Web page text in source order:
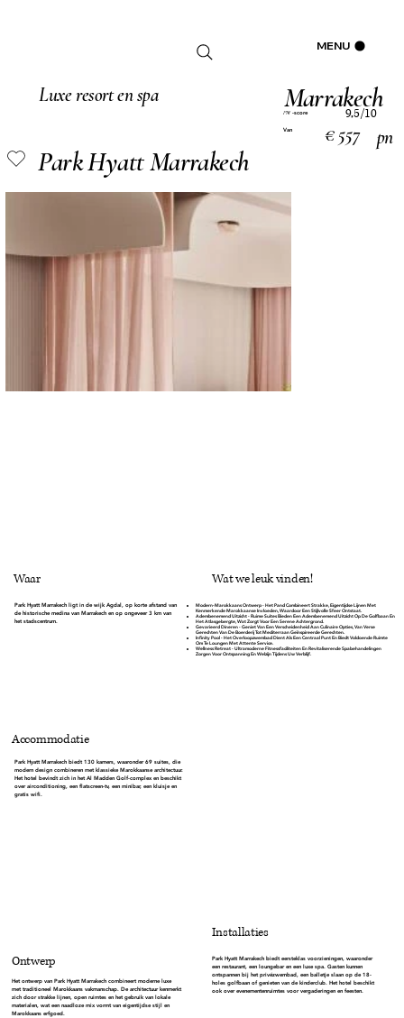
Inloggen
MENU
Luxe resort en spa Marrakech
Van € 557 pn
PM -score 9,5/10
Park Hyatt Marrakech
Waar
Park Hyatt Marrakech ligt in de wijk Agdal, op korte afstand van
de historische medina van Marrakech en op ongeveer 3 km van
het stadscentrum.
Ontwerp
Het ontwerp van Park Hyatt Marrakech combineert moderne luxe
met traditioneel Marokkaans vakmanschap. De architectuur kenmerkt
zich door strakke lijnen, open ruimtes en het gebruik van lokale
materialen, wat een naadloze mix vormt van eigentijdse stijl en
Marokkaans erfgoed.
Accommodatie
Park Hyatt Marrakech biedt 130 kamers, waaronder 69 suites, die
modern design combineren met klassieke Marokkaanse architectuur.
Het hotel bevindt zich in het Al Madden Golf-complex en beschikt
over airconditioning, een flatscreen-tv, een minibar, een kluisje en
gratis wifi.
Wat we leuk vinden!
Installaties
Park Hyatt Marrakech biedt eersteklas voorzieningen, waaronder
een restaurant, een loungebar en een luxe spa. Gasten kunnen
ontspannen bij het privézwembad, een balletje slaan op de 18-
holes golfbaan of genieten van de kinderclub. Het hotel beschikt
ook over evenementenruimtes voor vergaderingen en feesten.
Modern-Marokkaans Ontwerp -Het Pand Combineert Strakke, Eigentijdse Lijnen Met
Kenmerkende Marokkaanse Invloeden, Waardoor Een Stijlvolle Sfeer Ontstaat.
Adembenemend Uitzicht -Ruime Suites Bieden Een Adembenemend Uitzicht Op De Golfbaan En
Het Atlasgebergte, Wat Zorgt Voor Een Serene Achtergrond.
Gevarieerd Dineren -Geniet Van Een Verscheidenheid Aan Culinaire Opties, Van Verse
Gerechten Van De Boerderij Tot Mediterraan Geïnspireerde Gerechten.
Infinity Pool -Het Overloopzwembad Dient Als Een Centraal Punt En Biedt Voldoende Ruimte
Om Te Loungen Met Attente Service.
Wellness Retreat -Ultramoderne Fitnessfaciliteiten En Revitaliserende Spabehandelingen
Zorgen Voor Ontspanning En Welzijn Tijdens Uw Verblijf.